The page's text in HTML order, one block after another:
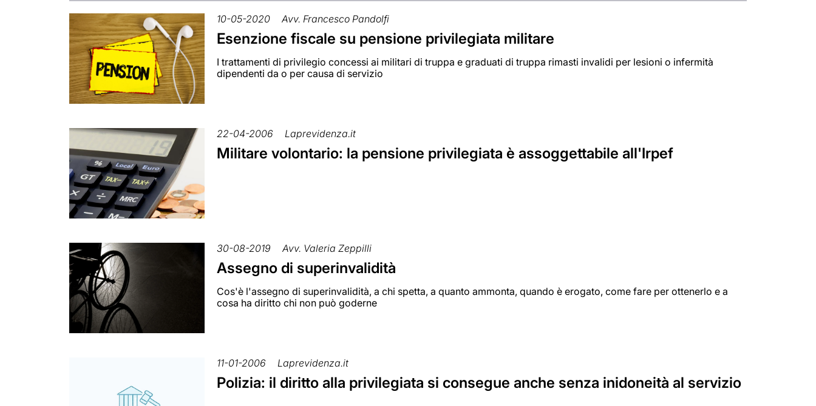
10-05-2020 Avv. Francesco Pandolfi
Esenzione fiscale su pensione privilegiata militare
I trattamenti di privilegio concessi ai militari di truppa e graduati di truppa rimasti invalidi per lesioni o infermità
dipendenti da o per causa di servizio
22-04-2006 Laprevidenza.it
Militare volontario: la pensione privilegiata è assoggettabile all'Irpef
30-08-2019 Avv. Valeria Zeppilli
Assegno di superinvalidità
Cos'è l'assegno di superinvalidità, a chi spetta, a quanto ammonta, quando è erogato, come fare per ottenerlo e a
cosa ha diritto chi non può goderne
11-01-2006 Laprevidenza.it
Polizia: il diritto alla privilegiata si consegue anche senza inidoneità al servizio